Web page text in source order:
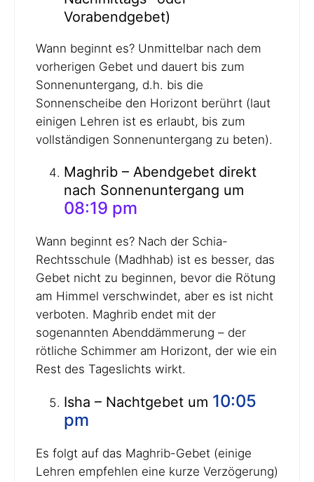
Vorabendgebet)
Wann beginnt es? Unmittelbar nach dem
vorherigen Gebet und dauert bis zum
Sonnenuntergang, d.h. bis die
Sonnenscheibe den Horizont berührt (laut
einigen Lehren ist es erlaubt, bis zum
vollständigen Sonnenuntergang zu beten).
Maghrib – Abendgebet direkt
nach Sonnenuntergang um
08:19 pm
Wann beginnt es? Nach der Schia-
Rechtsschule (Madhhab) ist es besser, das
Gebet nicht zu beginnen, bevor die Rötung
am Himmel verschwindet, aber es ist nicht
verboten. Maghrib endet mit der
sogenannten Abenddämmerung – der
rötliche Schimmer am Horizont, der wie ein
Rest des Tageslichts wirkt.
Isha – Nachtgebet um 10:05
pm
Es folgt auf das Maghrib-Gebet (einige
Lehren empfehlen eine kurze Verzögerung)